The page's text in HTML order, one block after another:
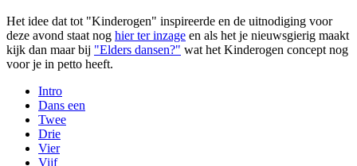
Het idee dat tot "Kinderogen" inspireerde en de uitnodiging voor
deze avond staat nog hier ter inzage en als het je nieuwsgierig maakt
kijk dan maar bij "Elders dansen?" wat het Kinderogen concept nog
voor je in petto heeft.
Intro
Dans een
Twee
Drie
Vier
Vijf